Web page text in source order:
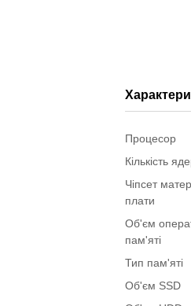
Процесор
Кількість
Чіпсет
плати
Об'єм
пам'яті
Тип пам'яті
Об'єм SSD